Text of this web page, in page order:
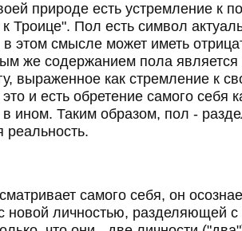
природе есть устремление к
Троице". Пол есть символ
этом смысле может иметь
же содержанием пола является
выраженное как стремление к
и есть обретение самого себя
в ином. Таким образом, пол -
самого себя, он
новой личностью, разделяющей